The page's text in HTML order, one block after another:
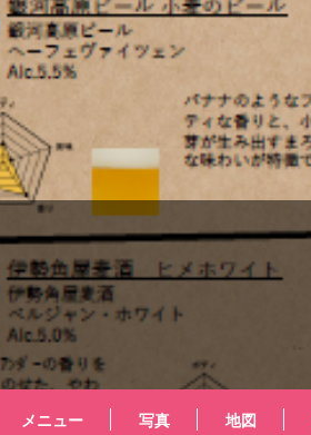
メニュー 写真 地図